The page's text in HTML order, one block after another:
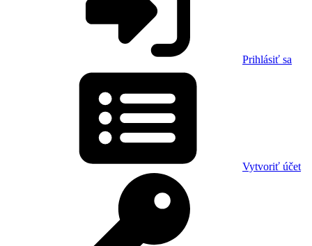
Prihlásiť sa
Vytvoriť účet